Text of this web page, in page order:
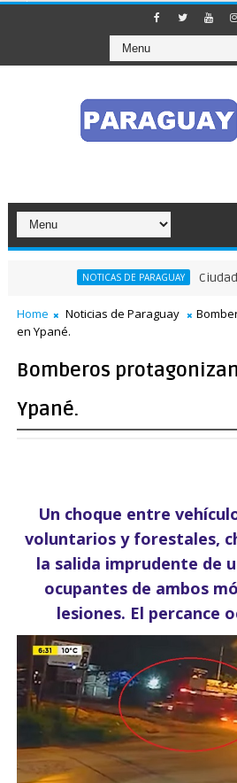
NOTICAS DE PARAGUAY
pleno Puente de la Amistad
Home Noticias de Paraguay
en Ypané.
Bomberos
Ypané.
Un choque entre
voluntarios y forestales,
la salida imprudente de
ocupantes de ambos
lesiones. El percance